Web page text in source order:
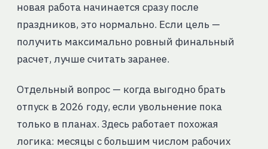
новая работа начинается сразу после
праздников, это нормально. Если цель —
получить максимально ровный финальный
расчет, лучше считать заранее.
Отдельный вопрос — когда выгодно брать
отпуск в 2026 году, если увольнение пока
только в планах. Здесь работает похожая
логика: месяцы с большим числом рабочих